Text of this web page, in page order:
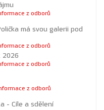
z odborů
má svou galerii pod
z odborů
2026
z odborů
z odborů
- Cíle a sdělení